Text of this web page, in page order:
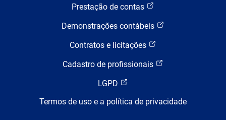
Prestação de contas
Demonstrações contábeis
Contratos e licitações
Cadastro de profissionais
LGPD
Termos de uso e a política de privacidade